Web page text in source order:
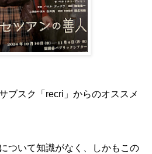
ブスク「recri」からのオススメ
ついて知識がなく、しかもこの